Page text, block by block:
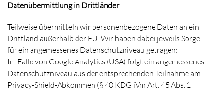
Datenübermittlung in Drittländer
Teilweise übermitteln wir personenbezogene Daten an ein
Drittland außerhalb der EU. Wir haben dabei jeweils Sorge
für ein angemessenes Datenschutzniveau getragen:
Im Falle von Google Analytics (USA) folgt ein angemessenes
Datenschutzniveau aus der entsprechenden Teilnahme am
Privacy-Shield-Abkommen (§ 40 KDG iVm Art. 45 Abs. 1